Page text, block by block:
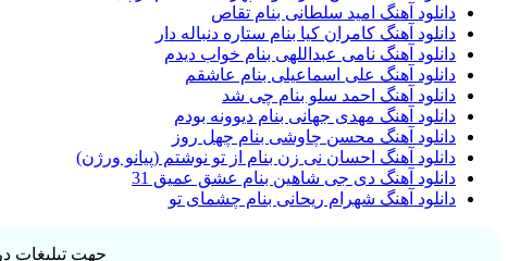
دانلود آهنگ امید سلطانی بنام تقاص
دانلود آهنگ کامران کیا بنام ستاره دنباله دار
دانلود آهنگ نامی عبداللهی بنام خواب دیدم
دانلود آهنگ علی اسماعیلی بنام عاشقم
دانلود آهنگ احمد سلو بنام چی شد
دانلود آهنگ مهدی جهانی بنام دیوونه بودم
دانلود آهنگ محسن چاوشی بنام چهل روز
دانلود آهنگ احسان نی زن بنام از تو نوشتم (پیانو ورژن)
دانلود آهنگ دی جی شاهین بنام عشق عمیق 31
دانلود آهنگ شهرام ریحانی بنام چشمای تو
جهت تبلیغات